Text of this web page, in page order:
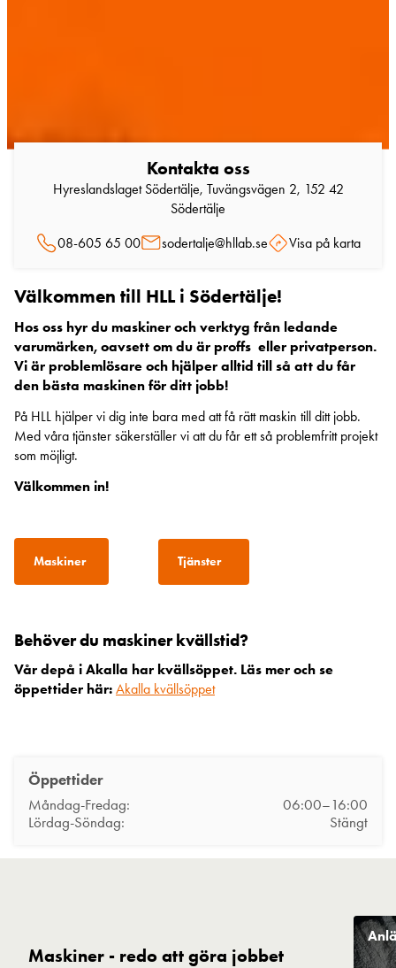
Kontakta oss
Hyreslandslaget Södertälje, Tuvängsvägen 2, 152 42
Södertälje
08-605 65 00 sodertalje@hllab.se Visa på karta
Välkommen till HLL i Södertälje!
Hos oss hyr du maskiner och verktyg från ledande
varumärken, oavsett om du är proffs eller privatperson.
Vi är problemlösare och hjälper alltid till så att du får
den bästa maskinen för ditt jobb!
På HLL hjälper vi dig inte bara med att få rätt maskin till ditt jobb.
Med våra tjänster säkerställer vi att du får ett så problemfritt projekt
som möjligt.
Välkommen in!
Maskiner Tjänster
Behöver du maskiner kvällstid?
Vår depå i Akalla har kvällsöppet. Läs mer och se
öppettider här: Akalla kvällsöppet
Öppettider
Måndag-Fredag:
06:00–16:00
Lördag-Söndag:
Stängt
Maskiner - redo att göra jobbet